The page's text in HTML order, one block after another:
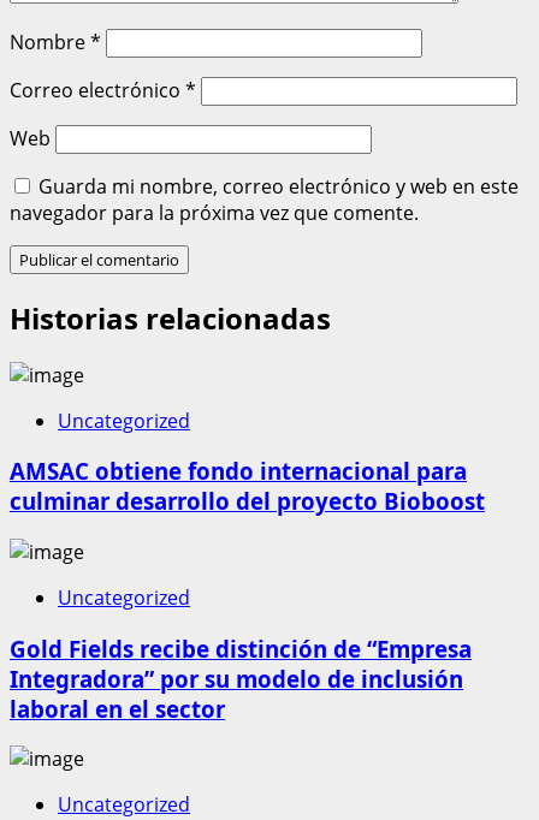
Nombre*
Correo electrónico *
Web
Guarda mi nombre, correo electrónico y web en este
navegador para la próxima vez que comente.
Historias relacionadas
Uncategorized
AMSAC obtiene fondo internacional para
culminar desarrollo del proyecto Bioboost
Uncategorized
Gold Fields recibe distinción de “Empresa
Integradora” por su modelo de inclusión
laboral en el sector
Uncategorized